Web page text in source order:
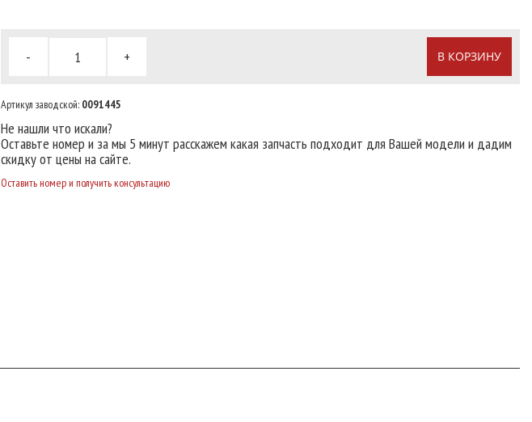
- + В КОРЗИНУ
Артикул заводской: 0091445
Не нашли что искали?
Оставьте номер и за мы 5 минут расскажем какая запчасть подходит для Вашей модели и дадим
скидку от цены на сайте.
Оставить номер и получить консультацию